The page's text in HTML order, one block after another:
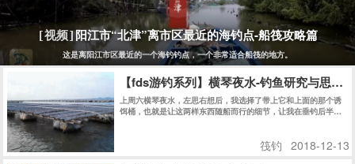
[视频]阳江市“北津”离市区最近的海钓点-船筏攻略篇
这是离阳江市区最近的一个海钓钓点，一个非常适合船筏的地方。
【fds游钓系列】横琴夜水-钓鱼研究与思考
上周六横琴夜水，左思右想后，我选择了带上它和上面的那个诱
饵桶，也就是让这两样东西随船而行的细节，让我在垂钓后半
筏钓 2018-12-13